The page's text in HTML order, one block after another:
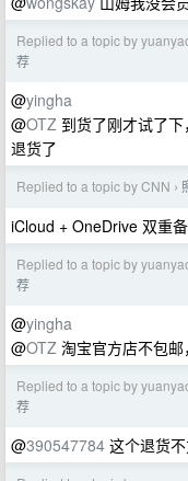
Replied to a topic by
荐
@yingha
@OTZ 到货了刚才试了
退货了
Replied to a topic by CNN ›
iCloud + OneDrive 双重
Replied to a topic by
荐
@yingha
@OTZ 淘宝官方店不包
Replied to a topic by
荐
@390547784 这个退货